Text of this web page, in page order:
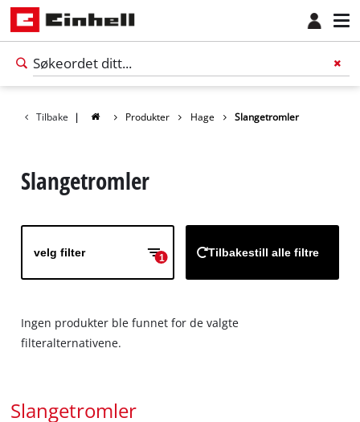
Norsk
NONorsk
Tilbake | Produkter Hage Slangetromler
Slangetromler
velg filter 1 Tilbakestill alle filtre
Ingen produkter ble funnet for de valgte
filteralternativene.
Slangetromler